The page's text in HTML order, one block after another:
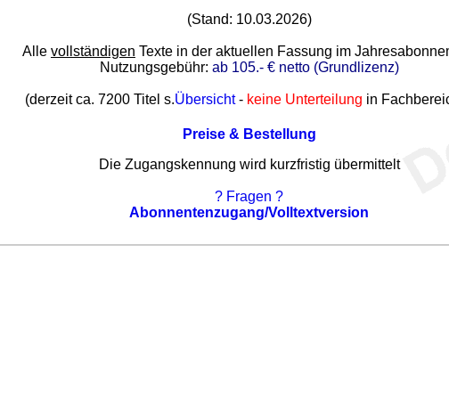
(Stand: 10.03.2026)
Alle vollständigen Texte in der aktuellen Fassung im
Nutzungsgebühr: ab 105.- € netto (Grundlizenz)
(derzeit ca. 7200 Titel s.Übersicht- keine Unterteilung in
Preise & Bestellung
Die Zugangskennung wird kurzfristig übermittelt
? Fragen ?
Abonnentenzugang/Volltextversion